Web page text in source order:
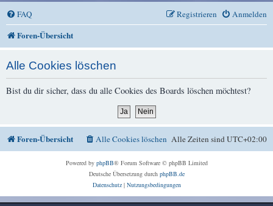
FAQ Anmelden
Registrieren
Foren-Übersicht
Alle Cookies löschen
Bist du dir sicher, dass du alle Cookies des Boards löschen möchtest?
Foren-Übersicht Alle Zeiten sindUTC+02:00
Alle Cookies löschen
Powered by phpBB® Forum Software © phpBB Limited
Deutsche Übersetzung durch phpBB.de
Datenschutz| Nutzungsbedingungen